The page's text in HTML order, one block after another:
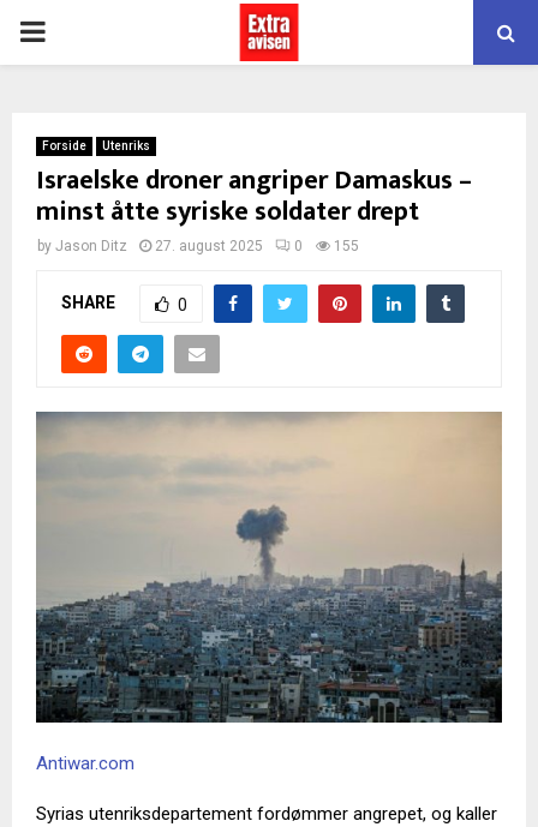
PRIMARY
Forside Utenriks
Israelske droner angriper Damaskus –
minst åtte syriske soldater drept
by Jason Ditz 27. august 2025 0 155
SHARE 0
Antiwar.com
Syrias utenriksdepartement fordømmer angrepet, og kaller